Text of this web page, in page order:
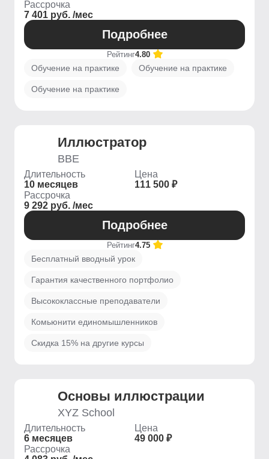
Рассрочка
7 401 руб. /мес
Подробнее
Рейтинг4.80
Обучение на практике Обучение на практике
Обучение на практике
Иллюстратор
BBE
Длительность
10 месяцев
Цена
111 500 ₽
Рассрочка
9 292 руб. /мес
Подробнее
Рейтинг4.75
Бесплатный вводный урок
Гарантия качественного портфолио
Высококлассные преподаватели
Комьюнити единомышленников
Скидка 15% на другие курсы
Основы иллюстрации
XYZ School
Длительность
6 месяцев
Цена
49 000 ₽
Рассрочка